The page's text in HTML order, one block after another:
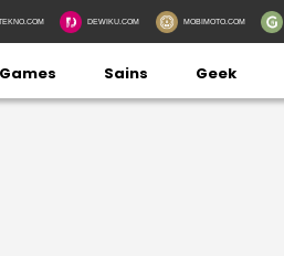
DEWIKU.COM MOBIMOTO.COM
Games Sains Geek